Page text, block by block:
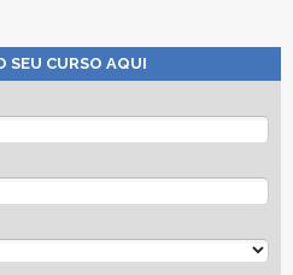
SEU CURSO AQUI